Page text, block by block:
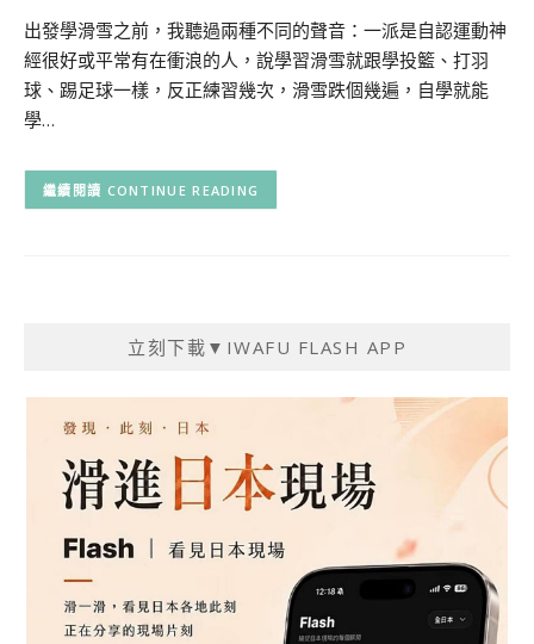
出發學滑雪之前，我聽過兩種不同的聲音：一派是自認運動神
經很好或平常有在衝浪的人，說學習滑雪就跟學投籃、打羽
球、踢足球一樣，反正練習幾次，滑雪跌個幾遍，自學就能
學…
CONTINUE READING
立刻下載▼IWAFU FLASH APP